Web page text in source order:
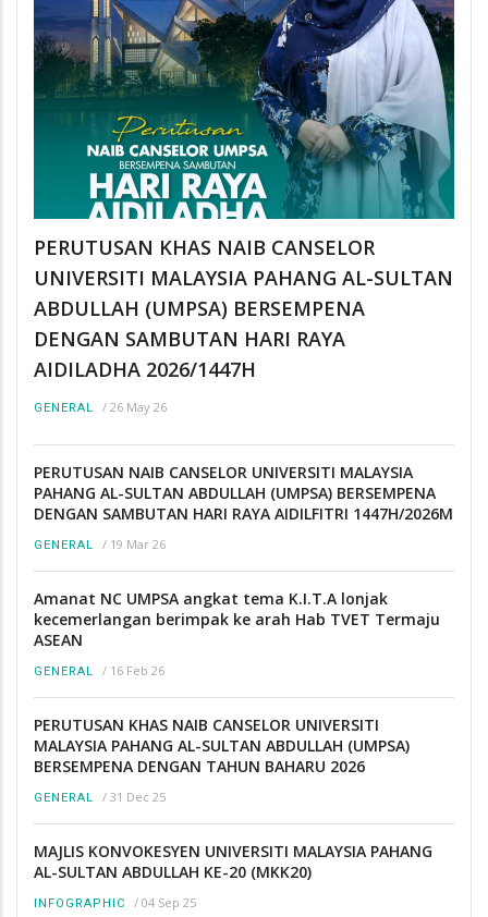
PERUTUSAN KHAS NAIB CANSELOR
UNIVERSITI MALAYSIA PAHANG AL-SULTAN
ABDULLAH (UMPSA) BERSEMPENA
DENGAN SAMBUTAN HARI RAYA
AIDILADHA 2026/1447H
GENERAL / 26 May 26
PERUTUSAN NAIB CANSELOR UNIVERSITI MALAYSIA
PAHANG AL-SULTAN ABDULLAH (UMPSA) BERSEMPENA
DENGAN SAMBUTAN HARI RAYA AIDILFITRI 1447H/2026M
GENERAL / 19 Mar 26
Amanat NC UMPSA angkat tema K.I.T.A lonjak
kecemerlangan berimpak ke arah Hab TVET Termaju
ASEAN
GENERAL / 16 Feb 26
PERUTUSAN KHAS NAIB CANSELOR UNIVERSITI
MALAYSIA PAHANG AL-SULTAN ABDULLAH (UMPSA)
BERSEMPENA DENGAN TAHUN BAHARU 2026
GENERAL / 31 Dec 25
MAJLIS KONVOKESYEN UNIVERSITI MALAYSIA PAHANG
AL-SULTAN ABDULLAH KE-20 (MKK20)
INFOGRAPHIC / 04 Sep 25